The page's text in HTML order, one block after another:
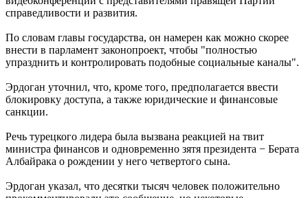
справедливости и развития.
По словам главы государства, он намерен как можно скорее
внести в парламент законопроект, чтобы "полностью
упразднить и контролировать подобные социальные каналы".
Эрдоган уточнил, что, кроме того, предполагается ввести
блокировку доступа, а также юридические и финансовые
санкции.
Речь турецкого лидера была вызвана реакцией на твит
министра финансов и одновременно зятя президента − Берата
Албайрака о рождении у него четвертого сына.
Эрдоган указал, что десятки тысяч человек положительно